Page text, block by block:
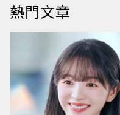
熱門文章